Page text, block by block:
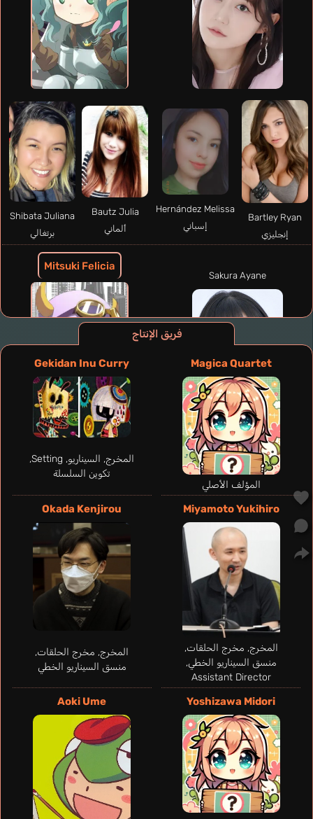
فريق الإنتاج
Magica Quartet
المؤلف الأصلي
Gekidan Inu Curry
المخرج, السيناريو, Setting,
تكوين السلسلة
Miyamoto Yukihiro
المخرج, مخرج الحلقات,
منسق السيناريو الخطي,
Assistant Director
Okada Kenjirou
المخرج, مخرج الحلقات,
منسق السيناريو الخطي
Yoshizawa Midori
Aoki Ume
Bartley Ryan
إنجليزي
Hernández Melissa
إسباني
Bautz Julia
ألماني
Shibata Juliana
برتغالي
Mitsuki Felicia
Sakura Ayane
Freeman Lizzie
إنجليزي
Carvalho Nina
برتغالي
Piedra Estefanía
إسباني
Kalbhenn Lea
Nanami Yachiyo
Amamiya Sora